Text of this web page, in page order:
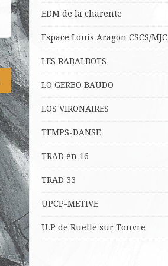
EDM de la charente
Espace Louis Aragon CSCS/MJC
LES RABALBOTS
LO GERBO BAUDO
LOS VIRONAIRES
TEMPS-DANSE
TRAD en 16
TRAD 33
UPCP-METIVE
U.P de Ruelle sur Touvre